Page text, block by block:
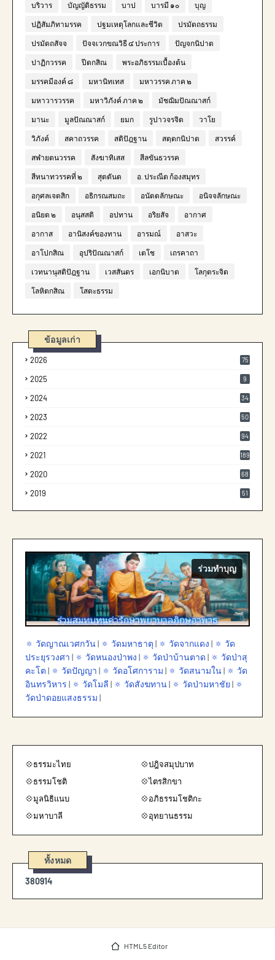
บริวาร บัญญัติธรรม บาป บารมี ๑๐ บุญ
ปฏิสัมภิทามรรค ปฐมเหตุโลกและชีวิต ปรมัตถธรรม
ปรมัตถสัจจ ปัจจเวกขณวิธี ๔ ประการ ปัญจกนิปาต
ปาฏิกวรรค ปีตกสิณ พระอภิธรรมเบื้องต้น
มรรคมีองค์ ๘ มหานิทเทส มหาวรรค ภาค ๒
มหาวารวรรค มหาวิภังค์ ภาค ๒ มัชฌิมปัณณาสก์
มานะ มูลปัณณาสก์ ยมก รูปาวจรจิต วาโย
วิภังค์ สคาถวรรค สติปัฎฐาน สตฺตกนิปาต สวรรค์
สฬายตนวรรค สังฆาทิเสส สีลขันธวรรค
สีหนาทวรรคที่ ๒ สุตตันต อ. ประณีต ก้องสมุทร
อกุศลเจตสิก อธิกรณสมถะ อนัตตลักษณะ อนิจจลักษณะ
อนิยต ๒ อนุสสติ อปทาน อริยสัจ อากาศ
อากาส อานิสงค์ของทาน อารมณ์ อาสวะ
อาโปกสิณ อุปริปัณณาสก์ เตโช เถรคาถา
เวทนานุสติปัฎฐาน เวสสันดร เอกนิบาต โลกุตระจิต
โลหิตกสิณ โสตะธรรม
ข้อมูลเก่า
2026 75
2025 9
2024 34
2023 50
2022 94
2021 189
2020 68
2019 51
ร่วมทำบุญ
🔅 วัดญาณเวศกวัน| 🔅 วัดมหาธาตุ | 🔅 วัดจากแดง | 🔅 วัด
ประยุรวงศา | 🔅 วัดหนองป่าพง | 🔅 วัดป่าบ้านตาด | 🔅 วัดป่าสุ
คะโต | 🔅 วัดปัญญา | 🔅 วัดอโศการาม | 🔅 วัดสนามใน| 🔅 วัด
อินทรวิหาร | 🔅 วัดโมลี | 🔅 วัดสังฆทาน| 🔅 วัดป่ามหาชัย | 🔅
วัดป่าดอยแสงธรรม |
💠ธรรมะไทย
💠ปฎิจสมุปบาท
💠ธรรมโชติ
💠ไตรสิกขา
💠มูลนิธิแนบ
💠อภิธรรมโชติกะ
💠มหาบาลี
💠อุทยานธรรม
ทั้งหมด
380914
HTML5 Editor